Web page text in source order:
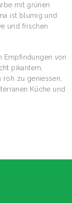
mit grünen
ist blumig und
und frischen
Empfindungen von
pikantem,
zu geniessen,
Küche und